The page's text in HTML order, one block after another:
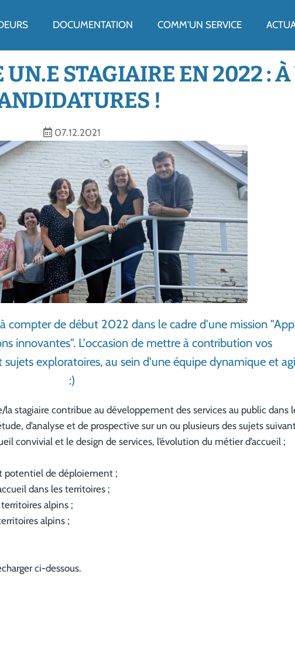
DOCUMENTATION COMM'UN SERVICE
UN.E STAGIAIRE EN 2022 : À
!
07.12.2021
compter de début 2022 dans le cadre d'une mission
innovantes". L'occasion de mettre à contribution vos
exploratoires, au sein d'une équipe dynamique et
:)
stagiaire contribue au développement des services au public dans
d’analyse et de prospective sur un ou plusieurs des sujets
convivial et le design de services, l’évolution du métier d’accueil ;
potentiel de déploiement ;
dans les territoires ;
alpins ;
alpins ;
ci-dessous.